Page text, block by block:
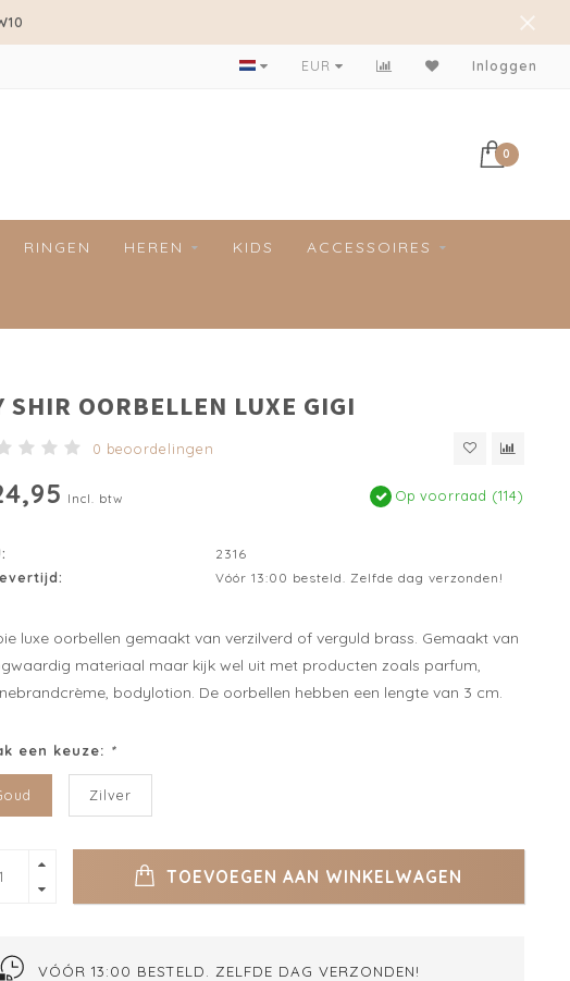
EUR Inloggen
0
RINGEN HEREN KIDS ACCESSOIRES
SHIR OORBELLEN LUXE GIGI
0 beoordelingen
Incl. btw Op voorraad (114)
2316
Vóór 13:00 besteld. Zelfde dag verzonden!
luxe oorbellen gemaakt van verzilverd of verguld brass. Gemaakt van
materiaal maar kijk wel uit met producten zoals parfum,
bodylotion. De oorbellen hebben een lengte van 3 cm.
een keuze: *
Zilver
TOEVOEGEN AAN WINKELWAGEN
VÓÓR 13:00 BESTELD. ZELFDE DAG VERZONDEN!